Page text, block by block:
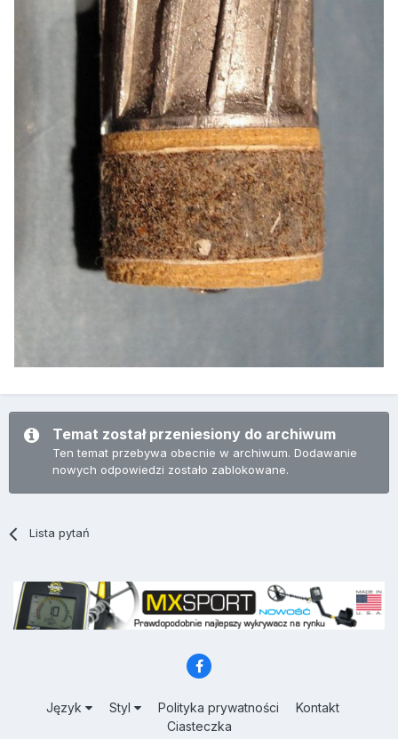
Temat został przeniesiony do archiwum
Ten temat przebywa obecnie w archiwum. Dodawanie
nowych odpowiedzi zostało zablokowane.
Lista pytań
Język Styl Polityka prywatności
Kontakt
Ciasteczka